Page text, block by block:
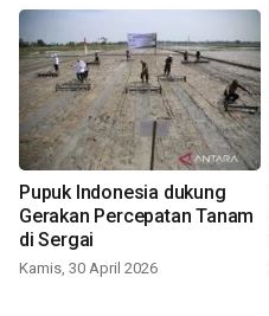
Pupuk Indonesia dukung
Gerakan Percepatan Tanam
di Sergai
Kamis, 30 April 2026